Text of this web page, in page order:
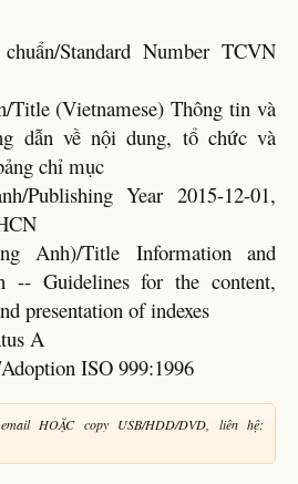
Standard Number TCVN
Title (Vietnamese) Thông tin và
dẫn về nội dung, tổ chức và
chỉ mục
Publishing Year 2015-12-01,
Anh)/Title Information and
-- Guidelines for the content,
presentation of indexes
A
ISO 999:1996
HOẶC copy USB/HDD/DVD, liên hệ: